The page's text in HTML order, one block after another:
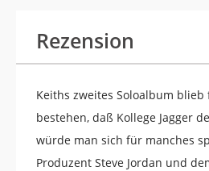
Rezension
Keiths zweites Soloalbum
bestehen, daß Kollege Jagger
würde man sich für manches
Produzent Steve Jordan und